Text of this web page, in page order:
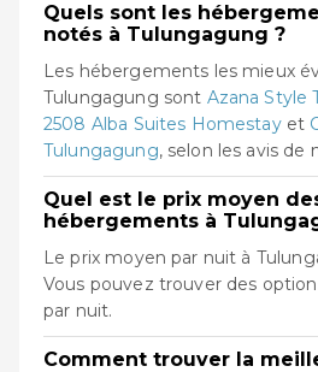
Quels sont les
notés à Tulungagung ?
Les hébergements les mieux
Tulungagung sont Azana Style
2508 Alba Suites Homestayet
Tulungagung, selon les avis de
Quel est le prix moyen
hébergements à
Le prix moyen par nuit à
Vous pouvez trouver des
par nuit.
Comment trouver la